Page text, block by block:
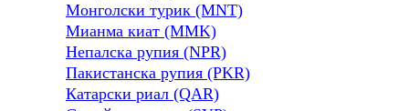
Монголски турик (MNT)
Мианма киат (MMK)
Непалска рупия (NPR)
Пакистанска рупия (PKR)
Катарски риал (QAR)